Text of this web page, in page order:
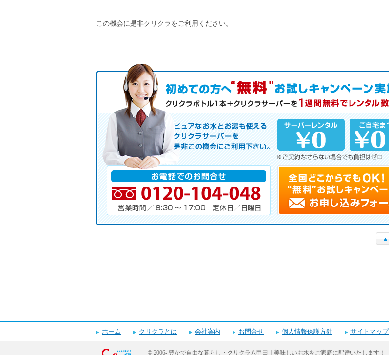
この機会に是非クリクラをご利用ください。
初めての方へ キャンペーン実施中！
お気軽にお申し込み下さい。
ピュアなお水とお湯も使えるクリクラサーバーを是非この機会にご利用下さい。
サーバレンタル
ご自宅まで配送
※ご契約なさらなくても結構です。
お電話でのお問合せ
ホーム クリクラとは 会社案内 お問合せ 個人情報保護方針 サイトマップ
© 2006- 豊かで自由な暮らし・クリクラ八甲田｜美味しいお水をご家庭に配達いたします！